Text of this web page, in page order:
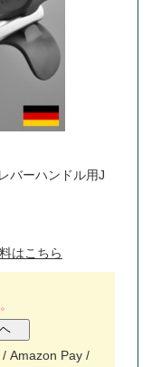
バーハンドル用J
はこちら
Amazon Pay /